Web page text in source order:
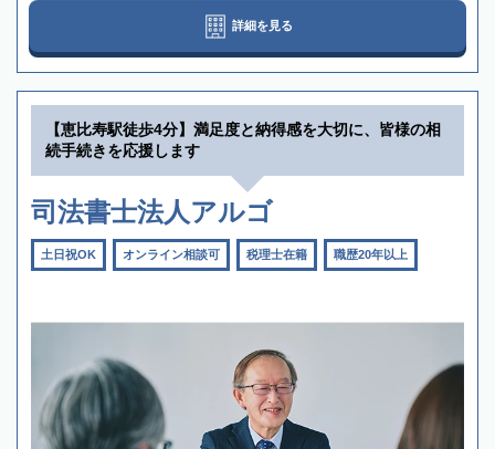
詳細を見る
【恵比寿駅徒歩4分】満足度と納得感を大切に、皆様の相
続手続きを応援します
司法書士法人アルゴ
土日祝OK オンライン相談可 税理士在籍 職歴20年以上